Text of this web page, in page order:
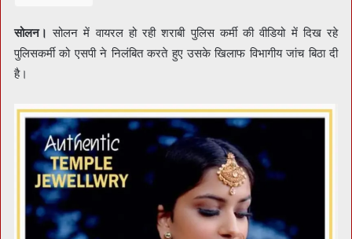
सोलन। सोलन में वायरल हो रही शराबी पुलिस कर्मी की वीडियो में दिख रहे
पुलिसकर्मी को एसपी ने निलंबित करते हुए उसके खिलाफ विभागीय जांच बिठा दी
है।